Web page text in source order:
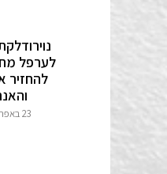
לערפל
להחזיר
23 באפריל 2026